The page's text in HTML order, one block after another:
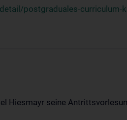
postgraduales-curriculum-
Hiesmayr seine